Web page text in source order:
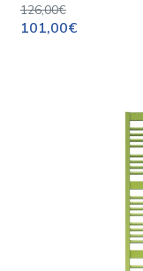
126,00€
101,00€